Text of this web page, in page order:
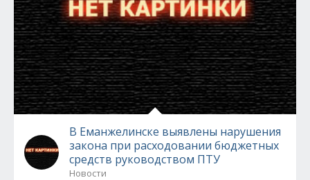
В Еманжелинске выявлены нарушения
закона при расходовании бюджетных
средств руководством ПТУ
Новости